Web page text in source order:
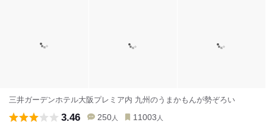
三井ガーデンホテル大阪プレミア内 九州のうまかもんが勢ぞろい
3.46 250 人 11003 人